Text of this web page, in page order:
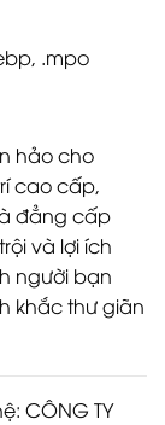
.mpo
hảo cho
cao cấp,
đẳng cấp
và lợi ích
người bạn
khắc thư giãn
CÔNG TY